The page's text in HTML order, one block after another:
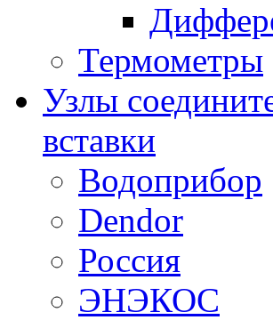
Термометры
Узлы
вставки
Водоприбор
Dendor
Россия
ЭНЭКОС